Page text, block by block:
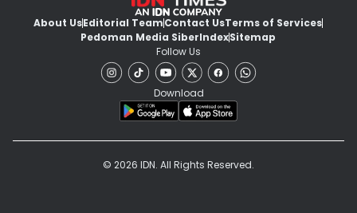
About UsEditorial TeamContact UsTerms of Services
Pedoman Media SiberIndexSitemap
Follow Us
Download
© 2026 IDN. All Rights Reserved.